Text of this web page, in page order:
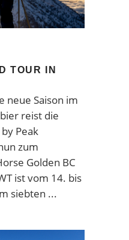
TOUR IN
neue Saison im
reist die
Peak
zum
Golden BC
ist vom 14. bis
siebten